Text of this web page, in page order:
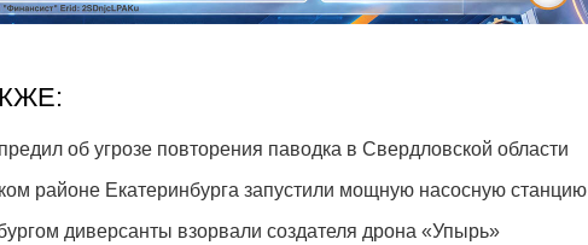
об угрозе повторения паводка в Свердловской области
районе Екатеринбурга запустили мощную насосную станцию
диверсанты взорвали создателя дрона «Упырь»